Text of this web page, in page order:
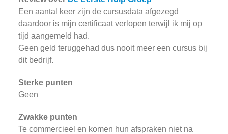
Een aantal keer zijn de cursusdata afgezegd
daardoor is mijn certificaat verlopen terwijl ik mij op
tijd aangemeld had.
Geen geld teruggehad dus nooit meer een cursus bij
dit bedrijf.
Sterke punten
Geen
Zwakke punten
Te commercieel en komen hun afspraken niet na